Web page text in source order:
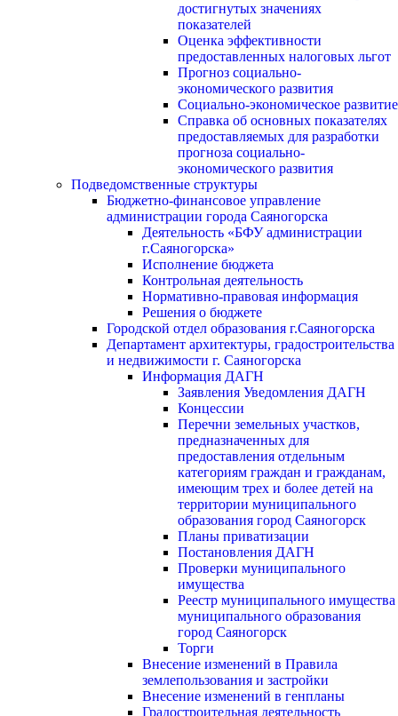
достигнутых значениях
показателей
Оценка эффективности
предоставленных налоговых льгот
Прогноз социально-
экономического развития
Социально-экономическое развитие
Справка об основных показателях
предоставляемых для разработки
прогноза социально-
экономического развития
Подведомственные структуры
Бюджетно-финансовое управление
администрации города Саяногорска
Деятельность «БФУ администрации
г.Саяногорска»
Исполнение бюджета
Контрольная деятельность
Нормативно-правовая информация
Решения о бюджете
Городской отдел образования г.Саяногорска
Департамент архитектуры, градостроительства
и недвижимости г. Саяногорска
Информация ДАГН
Заявления Уведомления ДАГН
Концессии
Перечни земельных участков,
предназначенных для
предоставления отдельным
категориям граждан и гражданам,
имеющим трех и более детей на
территории муниципального
образования город Саяногорск
Планы приватизации
Постановления ДАГН
Проверки муниципального
имущества
Реестр муниципального имущества
муниципального образования
город Саяногорск
Торги
Внесение изменений в Правила
землепользования и застройки
Внесение изменений в генпланы
Градостроительная деятельность